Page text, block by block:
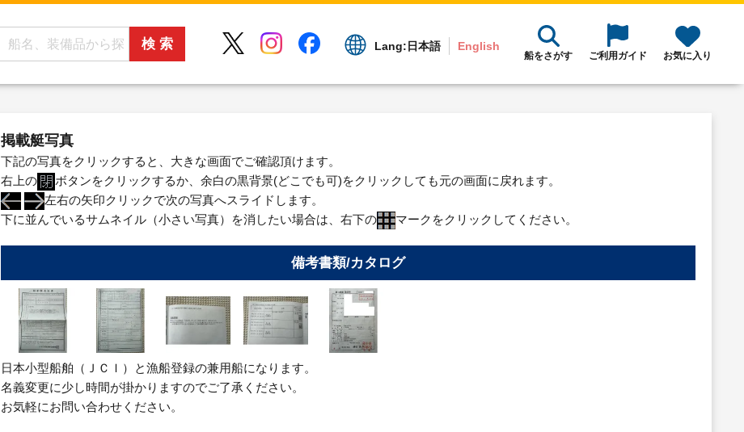
Lang: 日本語 English
船をさがす ご利用ガイド お気に入り
掲載艇写真
下記の写真をクリックすると、大きな画面でご確認頂けます。
右上の
ボタンをクリックするか、余白の黒背景(どこでも可)をクリックしても元の画面に戻れます。
左右の矢印クリックで次の写真へスライドします。
下に並んでいるサムネイル（小さい写真）を消したい場合は、右下の
マークをクリックしてください。
備考書類/カタログ
日本小型船舶（ＪＣＩ）と漁船登録の兼用船になります。
名義変更に少し時間が掛かりますのでご了承ください。
お気軽にお問い合わせください。